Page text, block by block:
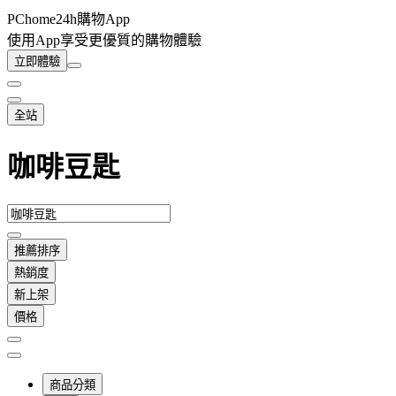
PChome24h購物App
使用App享受更優質的購物體驗
立即體驗
全站
咖啡豆匙
推薦排序
熱銷度
新上架
價格
商品分類